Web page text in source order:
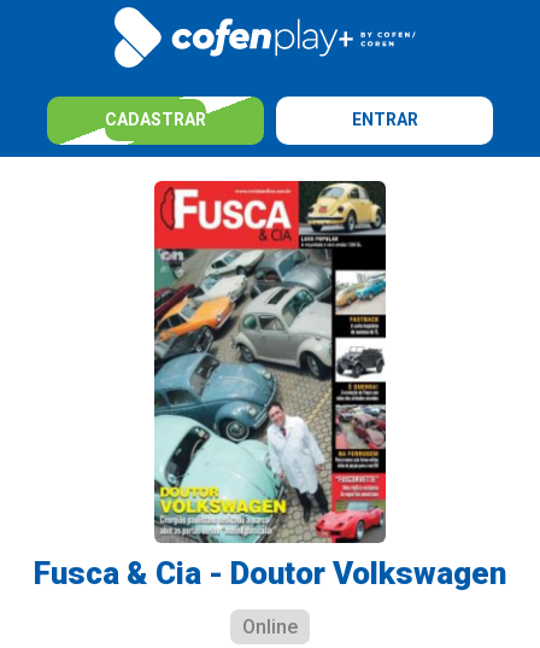
CADASTRAR ENTRAR
Fusca & Cia - Doutor Volkswagen
Online